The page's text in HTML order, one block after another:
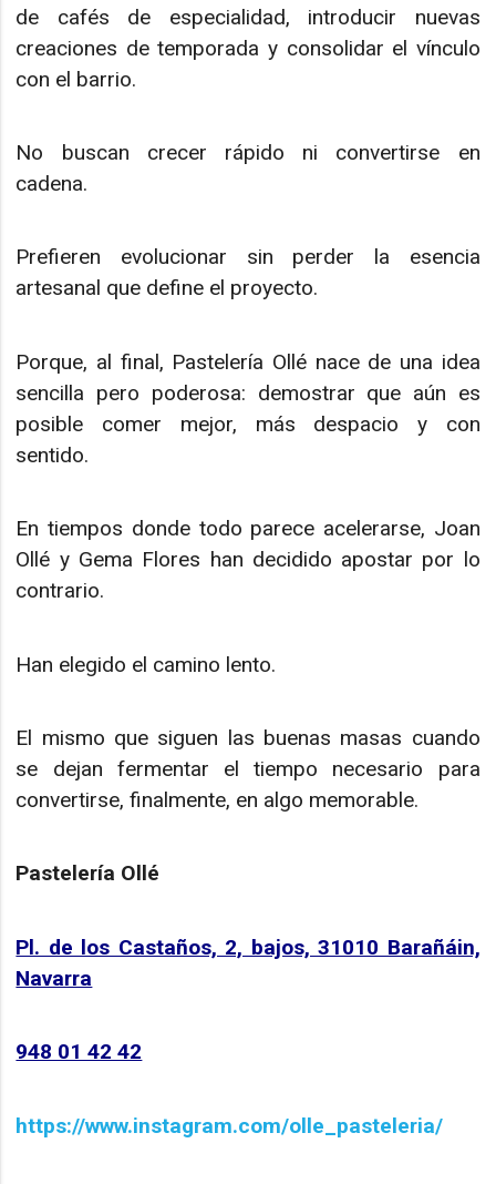
de cafés de especialidad, introducir nuevas
creaciones de temporada y consolidar el vínculo
con el barrio.
No buscan crecer rápido ni convertirse en
cadena.
Prefieren evolucionar sin perder la esencia
artesanal que define el proyecto.
Porque, al final, Pastelería Ollé nace de una idea
sencilla pero poderosa: demostrar que aún es
posible comer mejor, más despacio y con
sentido.
En tiempos donde todo parece acelerarse, Joan
Ollé y Gema Flores han decidido apostar por lo
contrario.
Han elegido el camino lento.
El mismo que siguen las buenas masas cuando
se dejan fermentar el tiempo necesario para
convertirse, finalmente, en algo memorable.
Pastelería Ollé
Pl. de los Castaños, 2, bajos, 31010 Barañáin,
Navarra
948 01 42 42
https://www.instagram.com/olle_pasteleria/